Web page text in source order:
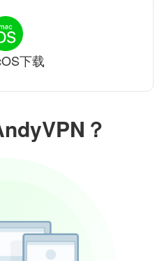
？
下载